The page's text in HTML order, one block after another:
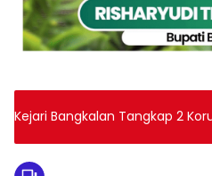
Kejari Bangkalan Tangkap 2